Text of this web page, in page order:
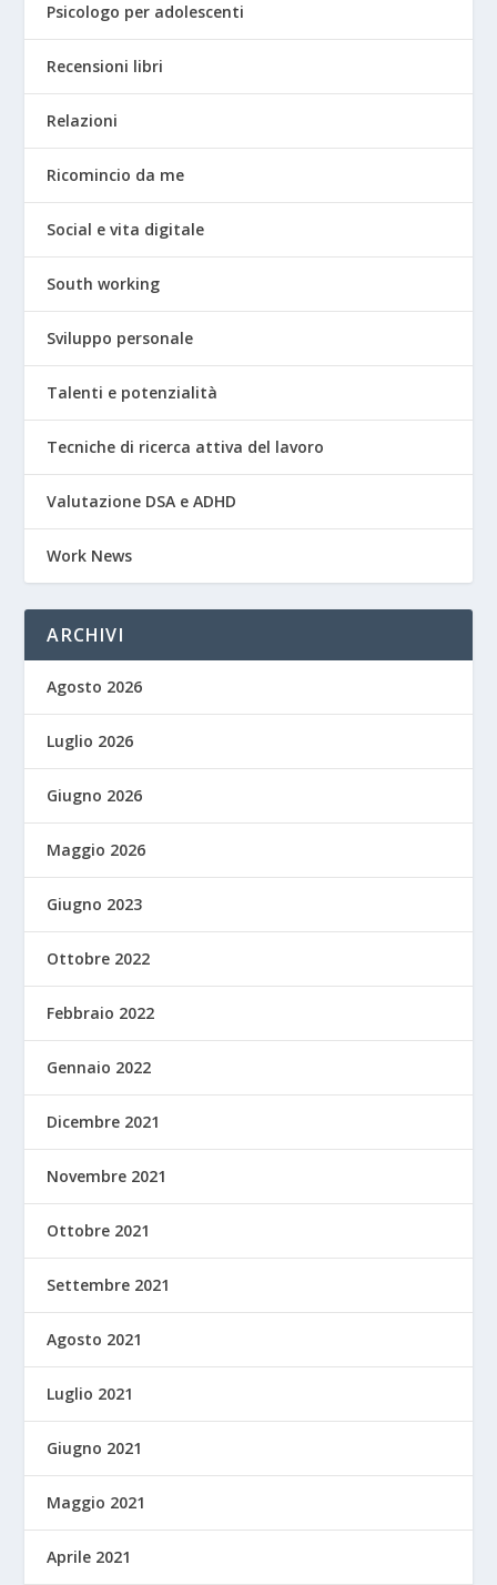
Psicologo per adolescenti
Recensioni libri
Relazioni
Ricomincio da me
Social e vita digitale
South working
Sviluppo personale
Talenti e potenzialità
Tecniche di ricerca attiva del lavoro
Valutazione DSA e ADHD
Work News
ARCHIVI
Agosto 2026
Luglio 2026
Giugno 2026
Maggio 2026
Giugno 2023
Ottobre 2022
Febbraio 2022
Gennaio 2022
Dicembre 2021
Novembre 2021
Ottobre 2021
Settembre 2021
Agosto 2021
Luglio 2021
Giugno 2021
Maggio 2021
Aprile 2021